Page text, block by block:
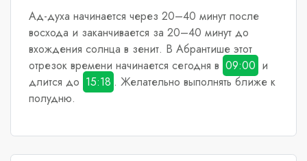
Ад-духа начинается через 20–40 минут после
восхода и заканчивается за 20–40 минут до
вхождения солнца в зенит. В Абрантишеэтот
отрезок времени начинается сегодня в 09:00 и
длится до 15:18 . Желательно выполнять ближе к
полудню.